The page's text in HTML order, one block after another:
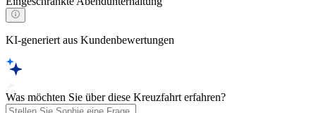
KI-generiert aus Kundenbewertungen
Was möchten Sie über diese Kreuzfahrt erfahren?